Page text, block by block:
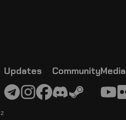
Updates CommunityMedia